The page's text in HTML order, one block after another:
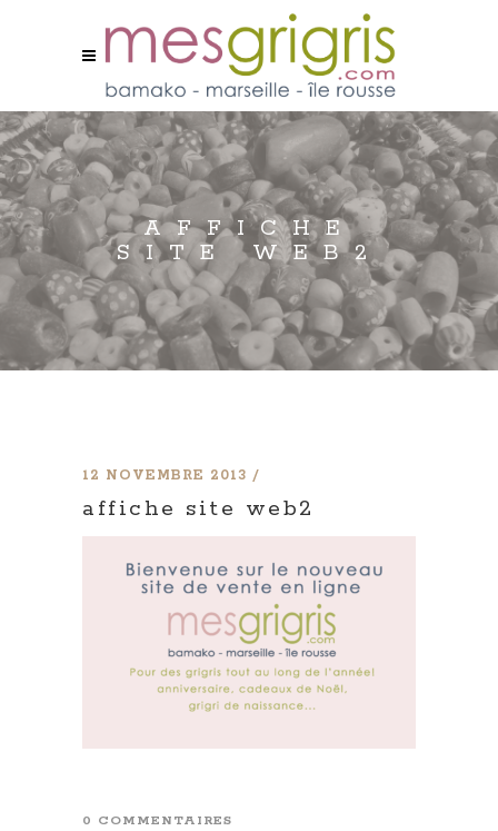
AFFICHE
SITE WEB2
12 NOVEMBRE 2013
affiche site web2
0 COMMENTAIRES